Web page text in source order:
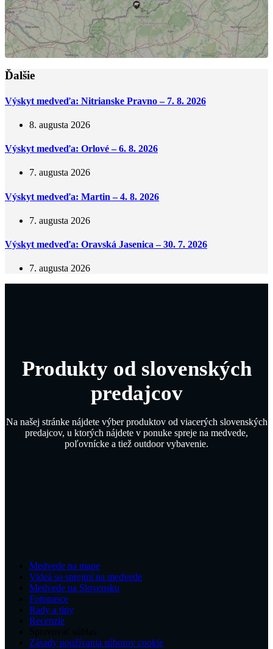
Ďalšie
Výskyt medveďa: Nitrianske Pravno – 7. 8. 2026
8. augusta 2026
Výskyt medveďa: Orlové – 6. 8. 2026
7. augusta 2026
Výskyt medveďa: Martin – 4. 8. 2026
7. augusta 2026
Výskyt medveďa: Oravská Jasenica – 30. 7. 2026
7. augusta 2026
Produkty od slovenských
predajcov
Na našej stránke nájdete výber produktov od viacerých slovenských
predajcov, u ktorých nájdete v ponuke spreje na medvede,
poľovnícke a tiež outdoor vybavenie.
Medvede na mape
Videá so sprejmi na medvede
Medvede na Slovensku
Fotopasce
Rady a tipy
Recenzie
Zásady používania súborov cookie